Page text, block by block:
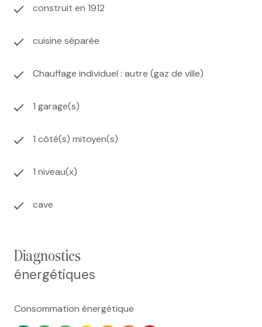
construit en 1912
cuisine séparée
Chauffage individuel : autre (gaz de ville)
1 garage(s)
1 côté(s) mitoyen(s)
1 niveau(x)
cave
diagnostics
énergétiques
Consommation énergétique